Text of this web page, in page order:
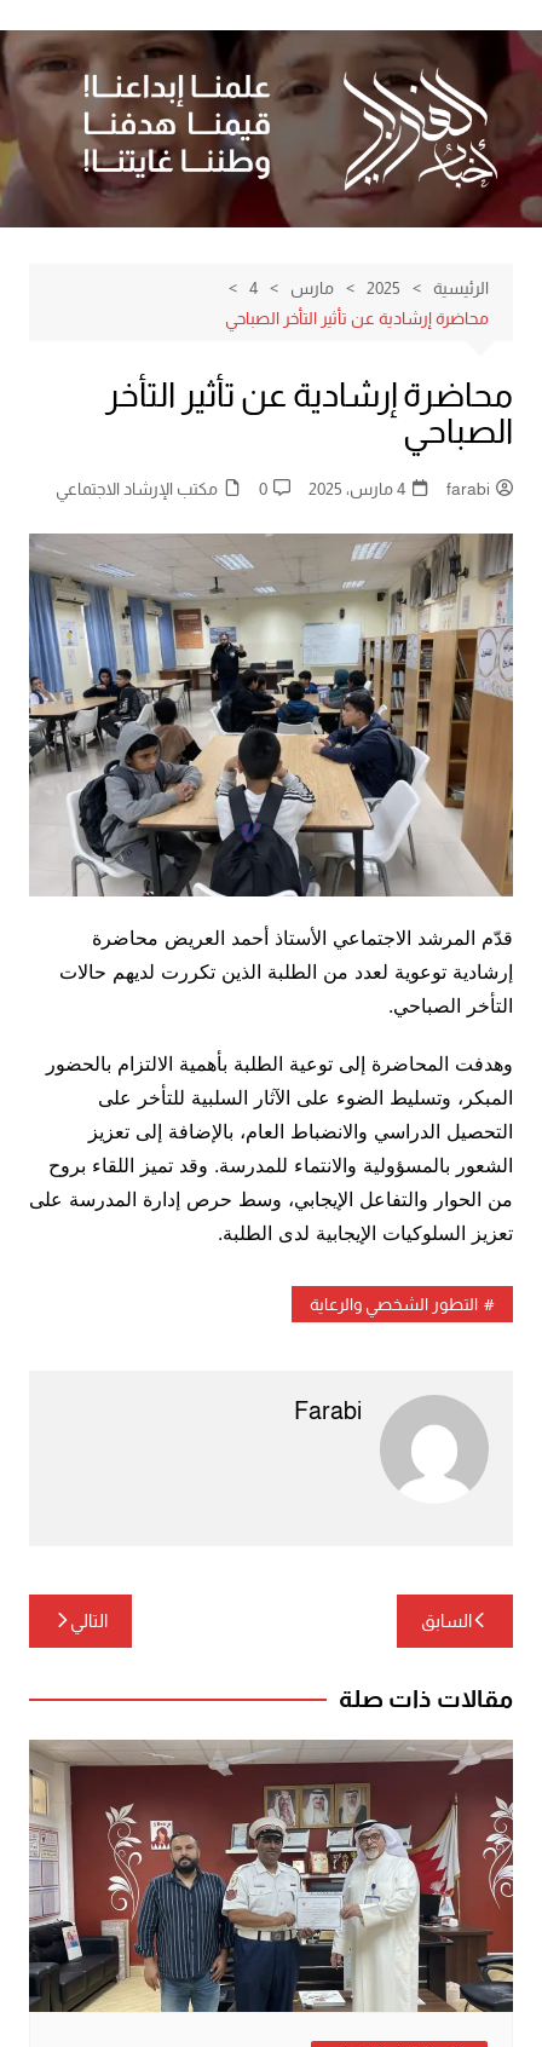
إلى
المحتوى
الرئيسية 2025 مارس
4
محاضرة إرشادية عن تأثير التأخر الصباحي
محاضرة إرشادية عن تأثير التأخر
الصباحي
farabi 4 مارس، 2025 0 مكتب الإرشاد الاجتماعي
قدّم المرشد الاجتماعي الأستاذ أحمد العريض محاضرة
إرشادية توعوية لعدد من الطلبة الذين تكررت لديهم حالات
التأخر الصباحي.
وهدفت المحاضرة إلى توعية الطلبة بأهمية الالتزام بالحضور
المبكر، وتسليط الضوء على الآثار السلبية للتأخر على
التحصيل الدراسي والانضباط العام، بالإضافة إلى تعزيز
الشعور بالمسؤولية والانتماء للمدرسة. وقد تميز اللقاء بروح
من الحوار والتفاعل الإيجابي، وسط حرص إدارة المدرسة على
تعزيز السلوكيات الإيجابية لدى الطلبة.
التطور الشخصي والرعاية
Farabi
تصفّح
المقالات
السابق التالي
مقالات ذات صلة